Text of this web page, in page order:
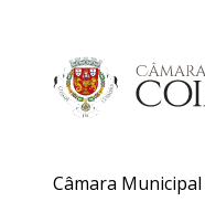
Câmara